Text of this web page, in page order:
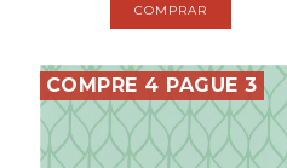
COMPRE 4 PAGUE 3